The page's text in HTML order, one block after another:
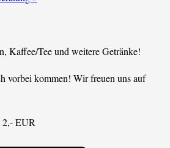
Kaffee/Tee und weitere Getränke!
vorbei kommen! Wir freuen uns auf
2,- EUR